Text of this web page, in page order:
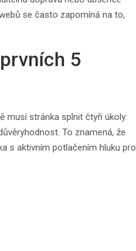
se často zapomíná na to,
5
musí stránka splnit čtyři úkoly:
To znamená, že
s aktivním potlačením hluku pro